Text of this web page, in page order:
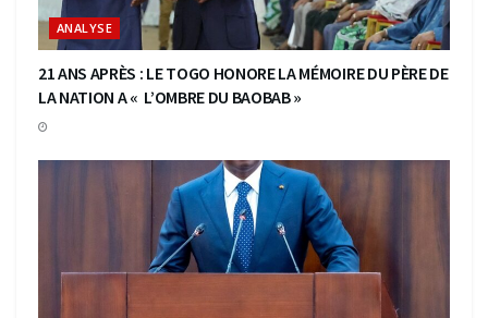
ANALYSE
21 ANS APRÈS : LE TOGO HONORE LA MÉMOIRE DU PÈRE DE
LA NATION A « L’OMBRE DU BAOBAB »